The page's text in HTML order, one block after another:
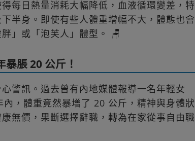
每日熱量消耗大幅降低，血液循環變差，特
半身。即使有些人體重增幅不大，體態也會
」或「泡芙人」體型。 🪑
脹 20 公斤！
警訊。過去曾有內地媒體報導一名年輕女
，體重竟然暴增了 20 公斤，精神與身體狀
無價，果斷選擇辭職，轉為在家從事自由職